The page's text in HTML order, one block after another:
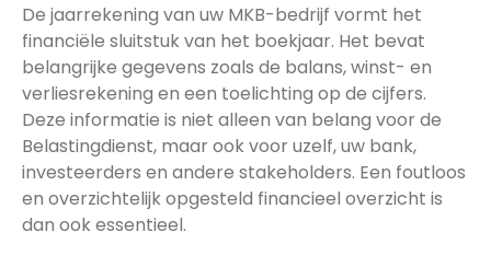
De jaarrekening van uw MKB-bedrijf vormt het
financiële sluitstuk van het boekjaar. Het bevat
belangrijke gegevens zoals de balans, winst- en
verliesrekening en een toelichting op de cijfers.
Deze informatie is niet alleen van belang voor de
Belastingdienst, maar ook voor uzelf, uw bank,
investeerders en andere stakeholders. Een foutloos
en overzichtelijk opgesteld financieel overzicht is
dan ook essentieel.